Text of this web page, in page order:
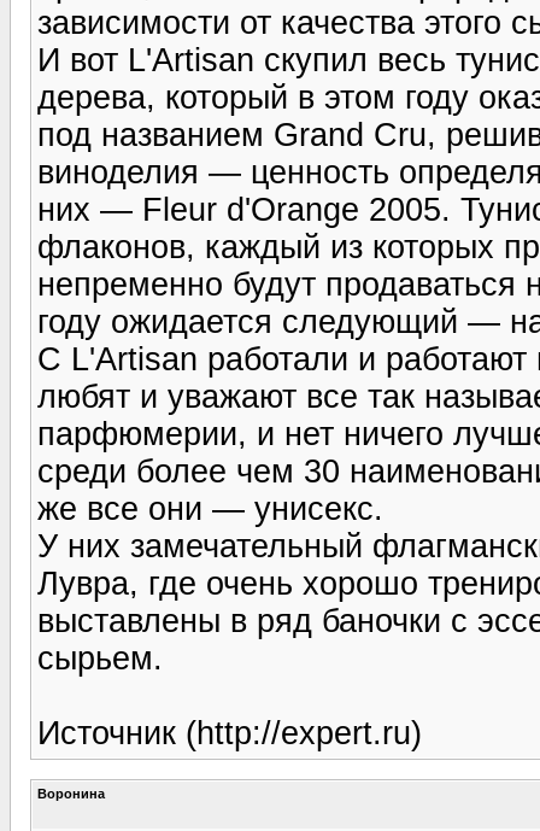
зависимости от качества этого
И вот L'Artisan скупил весь
дерева, который в этом году
под названием Grand Cru,
виноделия — ценность
них — Fleur d'Оrange 2005.
флаконов, каждый из которых
непременно будут
году ожидается следующий —
С L'Artisan работали и
любят и уважают все так
парфюмерии, и нет ничего
среди более чем 30
же все они — унисекс.
У них замечательный
Лувра, где очень хорошо
выставлены в ряд баночки с
сырьем.
Источник (http://expert.ru)
Воронина